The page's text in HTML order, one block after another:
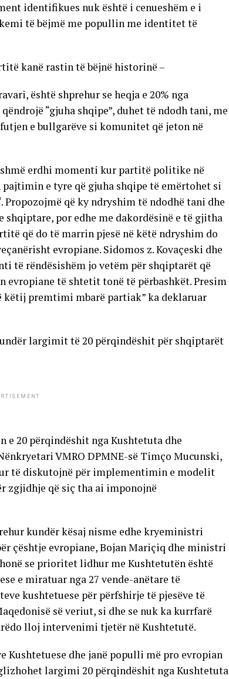
identifikues nuk është i cenueshëm e i
të bëjmë me popullin me identitet të
kanë rastin të bëjnë historinë –
është shprehur se heqja e 20% nga
“gjuha shqipe”, duhet të ndodh tani, me
e bullgarëve si komunitet që jeton në
erdhi momenti kur partitë politike në
e tyre që gjuha shqipe të emërtohet si
që ky ndryshim të ndodhë tani dhe
por edhe me dakordësinë e të gjitha
që do të marrin pjesë në këtë ndryshim do
evropiane. Sidomos z. Kovaçeski dhe
të rëndësishëm jo vetëm për shqiptarët që
evropiane të shtetit tonë të përbashkët. Presim
premtimi mbarë partiak” ka deklaruar
largimit të 20 përqindëshit për shqiptarët
e 20 përqindëshit nga Kushtetuta dhe
VMRO DPMNE-së Timço Mucunski,
të diskutojnë për implementimin e modelit
zgjidhje që siç tha ai imponojnë
kundër kësaj nisme edhe kryeministri
çështje evropiane, Bojan Mariçiq dhe ministri
se prioritet lidhur me Kushtetutën është
e miratuar nga 27 vende-anëtare të
kushtetuese për përfshirje të pjesëve të
së veriut, si dhe se nuk ka kurrfarë
lloj intervenimi tjetër në Kushtetutë.
Kushtetuese dhe janë populli më pro evropian
largimi 20 përqindëshit nga Kushtetuta